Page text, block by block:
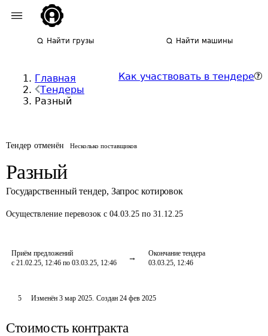
Найти грузы Найти машины
Главная
Тендеры
Разный
Как участвовать в тендере
Тендер отменён Несколько поставщиков
Разный
Государственный тендер, Запрос котировок
Осуществление перевозок с 04.03.25 по 31.12.25
Приём предложений
с 21.02.25, 12:46 по 03.03.25, 12:46
Окончание тендера
03.03.25, 12:46
5 Изменён 3 мар 2025. Создан 24 фев 2025
Стоимость контракта